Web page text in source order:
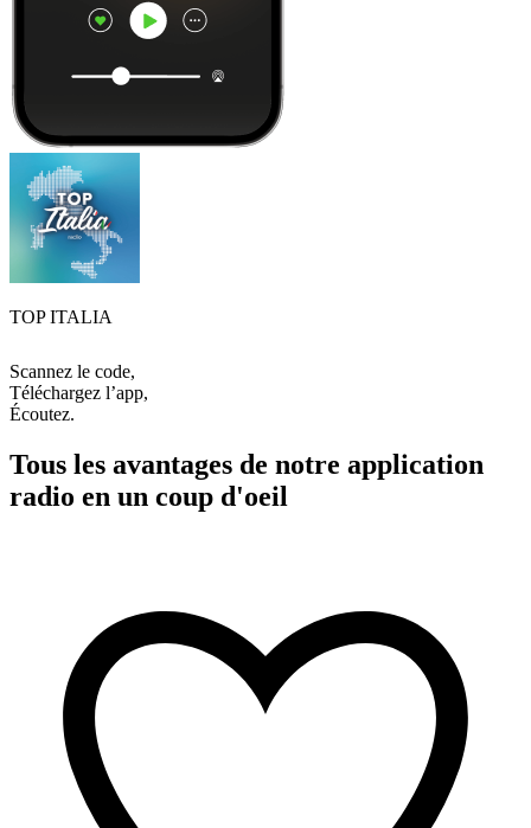
TOP ITALIA
Scannez le code,
Téléchargez l’app,
Écoutez.
Tous les avantages de notre application
radio en un coup d'oeil